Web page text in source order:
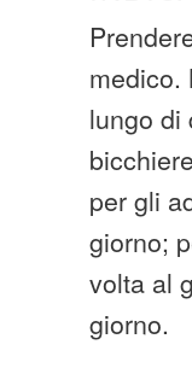
medico.
lungo di
per gli
giorno;
volta al
giorno.